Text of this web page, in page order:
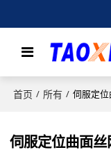
首页 / 所有 / 伺服定
伺服定位曲面